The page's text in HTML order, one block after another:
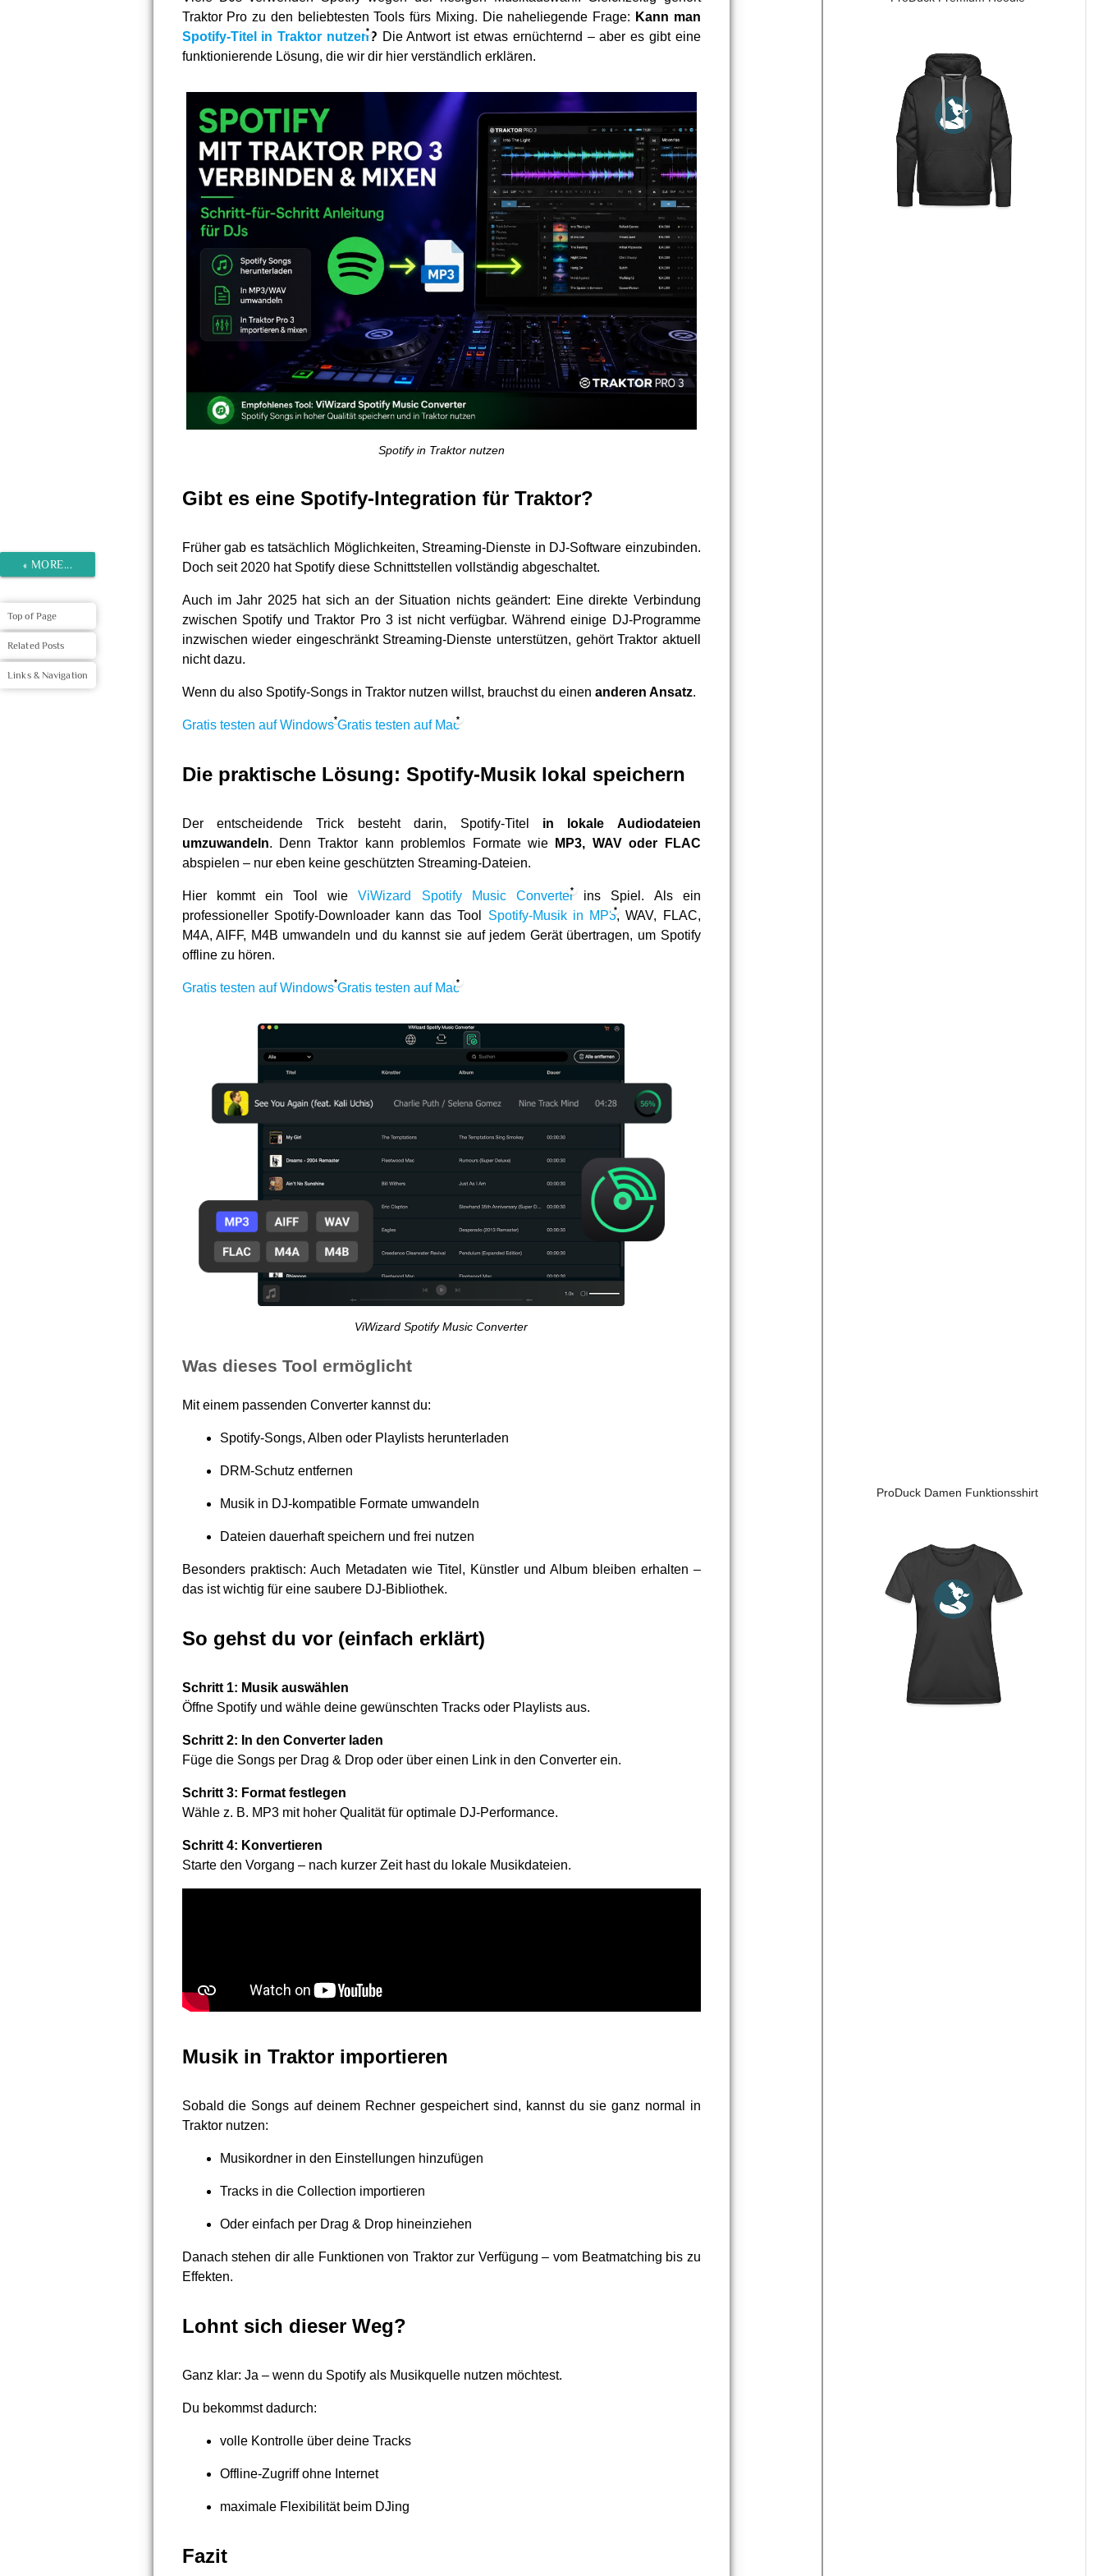
Traktor Pro zu den beliebtesten Tools fürs Mixing. Die naheliegende Frage: Kann man
Spotify-Titel in Traktor nutzen? Die Antwort ist etwas ernüchternd – aber es gibt eine
funktionierende Lösung, die wir dir hier verständlich erklären.
Spotify in Traktor nutzen
Gibt es eine Spotify-Integration für Traktor?
Früher gab es tatsächlich Möglichkeiten, Streaming-Dienste in DJ-Software einzubinden.
Doch seit 2020 hat Spotify diese Schnittstellen vollständig abgeschaltet.
Auch im Jahr 2025 hat sich an der Situation nichts geändert: Eine direkte Verbindung
zwischen Spotify und Traktor Pro 3 ist nicht verfügbar. Während einige DJ-Programme
inzwischen wieder eingeschränkt Streaming-Dienste unterstützen, gehört Traktor aktuell
nicht dazu.
Wenn du also Spotify-Songs in Traktor nutzen willst, brauchst du einen anderen Ansatz.
Gratis testen auf WindowsGratis testen auf Mac
Die praktische Lösung: Spotify-Musik lokal speichern
Der entscheidende Trick besteht darin, Spotify-Titel in lokale Audiodateien
umzuwandeln. Denn Traktor kann problemlos Formate wie
MP3, WAV oder FLAC
abspielen – nur eben keine geschützten Streaming-Dateien.
Hier kommt ein Tool wieViWizard Spotify Music Converterins Spiel. Als ein
professioneller Spotify-Downloader kann das Tool Spotify-Musik in MP3, WAV, FLAC,
M4A, AIFF, M4B umwandeln und du kannst sie auf jedem Gerät übertragen, um Spotify
offline zu hören.
Gratis testen auf WindowsGratis testen auf Mac
ViWizard Spotify Music Converter
Was dieses Tool ermöglicht
Mit einem passenden Converter kannst du:
Spotify-Songs, Alben oder Playlists herunterladen
DRM-Schutz entfernen
Musik in DJ-kompatible Formate umwandeln
Dateien dauerhaft speichern und frei nutzen
Besonders praktisch: Auch Metadaten wie Titel, Künstler und Album bleiben erhalten –
das ist wichtig für eine saubere DJ-Bibliothek.
So gehst du vor (einfach erklärt)
Schritt 1: Musik auswählen
Öffne Spotify und wähle deine gewünschten Tracks oder Playlists aus.
Schritt 2: In den Converter laden
Füge die Songs per Drag & Drop oder über einen Link in den Converter ein.
Schritt 3: Format festlegen
Wähle z. B. MP3 mit hoher Qualität für optimale DJ-Performance.
Schritt 4: Konvertieren
Starte den Vorgang – nach kurzer Zeit hast du lokale Musikdateien.
Musik in Traktor importieren
Sobald die Songs auf deinem Rechner gespeichert sind, kannst du sie ganz normal in
Traktor nutzen:
Musikordner in den Einstellungen hinzufügen
Tracks in die Collection importieren
Oder einfach per Drag & Drop hineinziehen
Danach stehen dir alle Funktionen von Traktor zur Verfügung – vom Beatmatching bis zu
Effekten.
Lohnt sich dieser Weg?
Ganz klar: Ja – wenn du Spotify als Musikquelle nutzen möchtest.
Du bekommst dadurch:
volle Kontrolle über deine Tracks
Offline-Zugriff ohne Internet
maximale Flexibilität beim DJing
Fazit
ProDuck Damen Funktionsshirt
« MORE...
Top of Page
Related Posts
Links & Navigation